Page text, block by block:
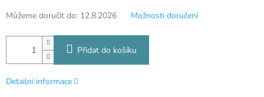
Můžeme doručit do: 12.8.2026 Možnosti doručení
Přidat do košíku
Detailní informace